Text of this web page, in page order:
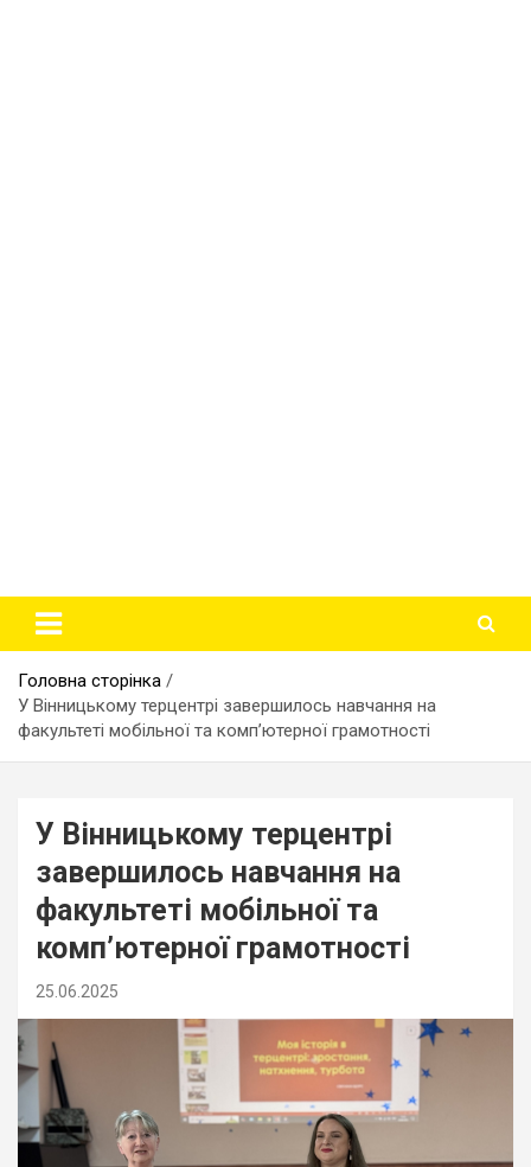
Головна сторінка
У Вінницькому терцентрі завершилось навчання на
факультеті мобільної та комп’ютерної грамотності
У Вінницькому терцентрі
завершилось навчання на
факультеті мобільної та
комп’ютерної грамотності
25.06.2025